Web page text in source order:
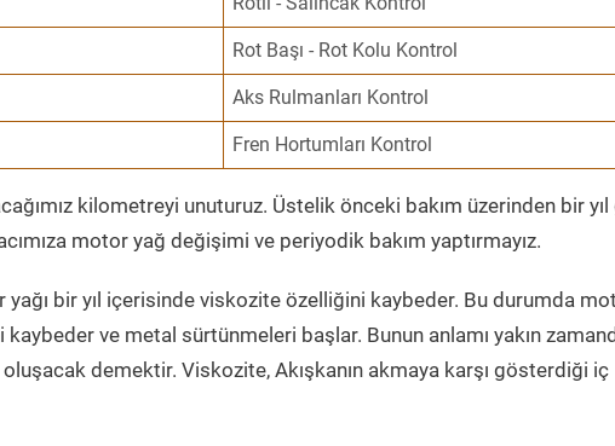
Rot Başı - Rot Kolu Kontrol
Aks Rulmanları Kontrol
Fren Hortumları Kontrol
kilometreyi unuturuz. Üstelik önceki bakım üzerinden bir
motor yağ değişimi ve periyodik bakım yaptırmayız.
yağı bir yıl içerisinde viskozite özelliğini kaybeder. Bu durumda
ve metal sürtünmeleri başlar. Bunun anlamı yakın
demektir. Viskozite, Akışkanın akmaya karşı gösterdiği iç